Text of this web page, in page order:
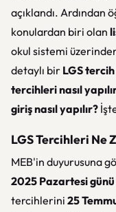
açıklandı. Ardından
konulardan biri olan
okul sistemi
detaylı bir LGS
tercihleri nasıl
giriş nasıl yapılır?
LGS Tercihleri Ne
MEB'in duyurusuna
2025 Pazartesi günü
tercihlerini 25